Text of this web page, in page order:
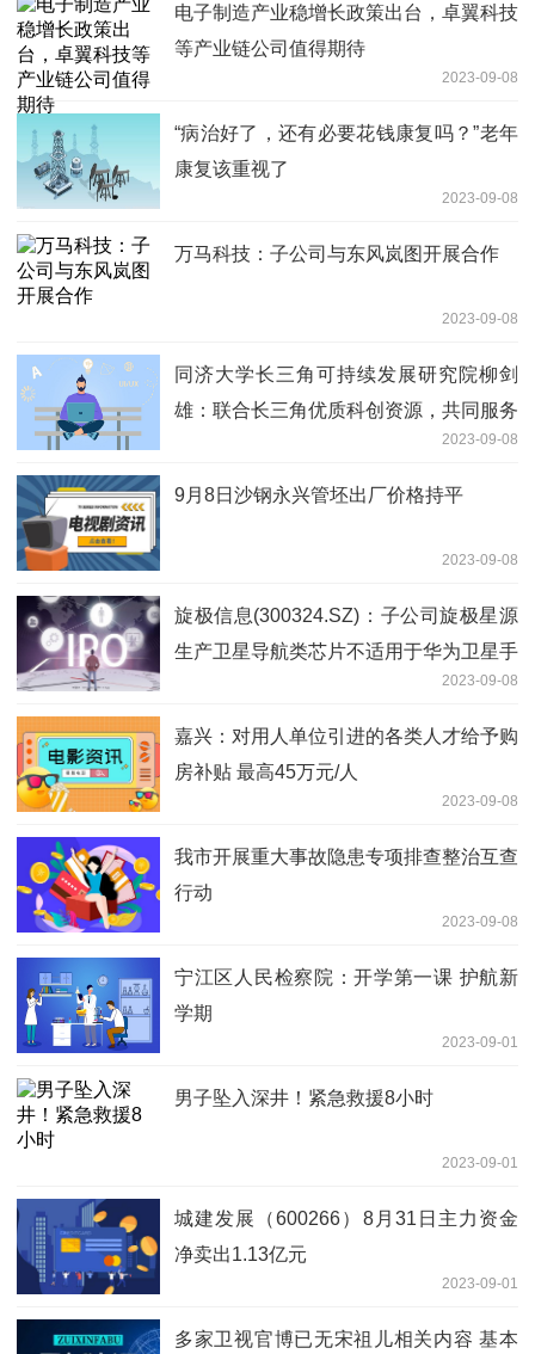
电子制造产业稳增长政策出台，卓翼科技
等产业链公司值得期待
2023-09-08
“病治好了，还有必要花钱康复吗？”老年
康复该重视了
2023-09-08
万马科技：子公司与东风岚图开展合作
2023-09-08
同济大学长三角可持续发展研究院柳剑
雄：联合长三角优质科创资源，共同服务
2023-09-08
9月8日沙钢永兴管坯出厂价格持平
2023-09-08
旋极信息(300324.SZ)：子公司旋极星源
生产卫星导航类芯片不适用于华为卫星手
2023-09-08
嘉兴：对用人单位引进的各类人才给予购
房补贴 最高45万元/人
2023-09-08
我市开展重大事故隐患专项排查整治互查
行动
2023-09-08
宁江区人民检察院：开学第一课 护航新
学期
2023-09-01
男子坠入深井！紧急救援8小时
2023-09-01
城建发展（600266）8月31日主力资金
净卖出1.13亿元
2023-09-01
多家卫视官博已无宋祖儿相关内容 基本